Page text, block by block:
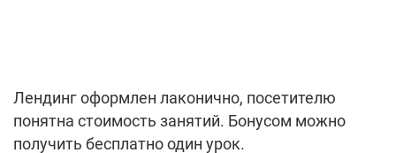
Лендинг оформлен лаконично, посетителю
понятна стоимость занятий. Бонусом можно
получить бесплатно один урок.